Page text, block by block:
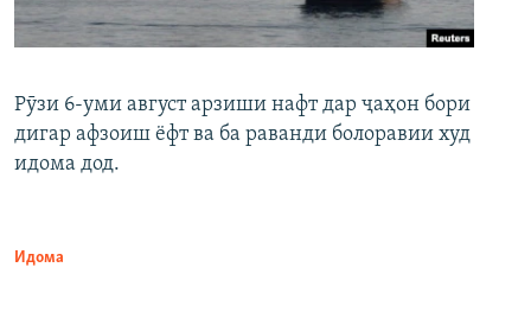
Рӯзи 6-уми август арзиши нафт дар ҷаҳон бори
дигар афзоиш ёфт ва ба раванди болоравии худ
идома дод.
Идома